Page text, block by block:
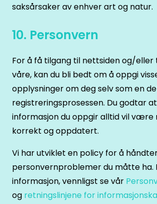
saksårsaker av enhver art og natur.
10. Personvern
For å få tilgang til nettsiden og/eller
våre, kan du bli bedt om å oppgi
opplysninger om deg selv som en
registreringsprosessen. Du godtar
informasjon du oppgir alltid vil være
korrekt og oppdatert.
Vi har utviklet en policy for å
personvernproblemer du måtte ha.
informasjon, vennligst se vår
og retningslinjene for